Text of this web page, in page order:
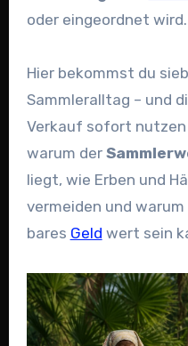
oder eingeordnet wird.
Hier bekommst du
Sammleralltag – und
Verkauf sofort
warum der
liegt, wie Erben und
vermeiden und warum
bares Geld wert sein